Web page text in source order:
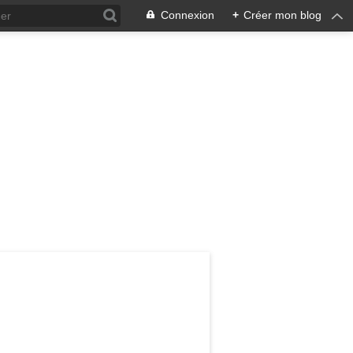
Connexion + Créer mon blog